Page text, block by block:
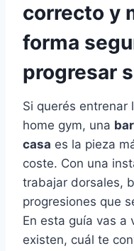
correcto y
forma
progresar
Si querés entrenar
home gym, una
casa es la pieza
coste. Con una
trabajar dorsales,
progresiones que
En esta guía vas a
existen, cuál te